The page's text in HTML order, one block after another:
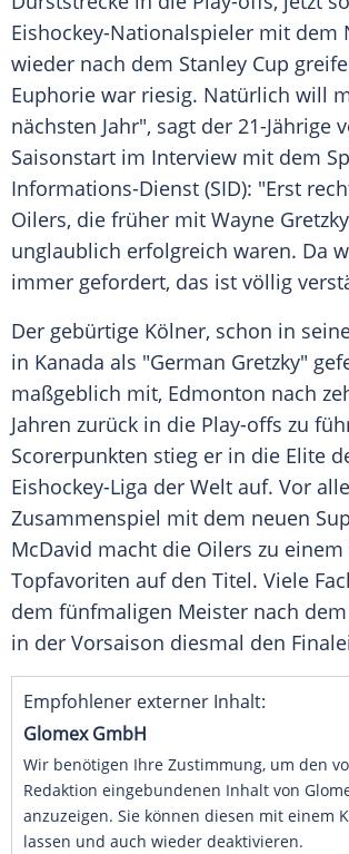
Eishockey-Nationalspieler mit dem
wieder nach dem Stanley Cup
Euphorie war riesig. Natürlich will
nächsten Jahr", sagt der 21-Jährige
Saisonstart im Interview mit dem
Informations-Dienst (SID): "Erst
Oilers, die früher mit Wayne Gretzky
unglaublich erfolgreich waren. Da
immer gefordert, das ist völlig
Der gebürtige Kölner, schon in
in Kanada als "German Gretzky"
maßgeblich mit, Edmonton nach
Jahren zurück in die Play-offs zu
Scorerpunkten stieg er in die Elite
Eishockey-Liga der Welt auf. Vor
Zusammenspiel mit dem neuen
McDavid macht die Oilers zu einem
Topfavoriten auf den Titel. Viele
dem fünfmaligen Meister nach
in der Vorsaison diesmal den
Empfohlener externer Inhalt:
Glomex GmbH
Wir benötigen Ihre Zustimmung, um den
Redaktion eingebundenen Inhalt von
anzuzeigen. Sie können diesen mit einem
lassen und auch wieder deaktivieren.